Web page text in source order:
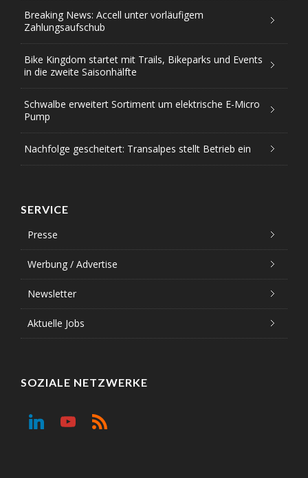
Breaking News: Accell unter vorläufigem
Zahlungsaufschub
Bike Kingdom startet mit Trails, Bikeparks und Events
in die zweite Saisonhälfte
Schwalbe erweitert Sortiment um elektrische E-Micro
Pump
Nachfolge gescheitert: Transalpes stellt Betrieb ein
SERVICE
Presse
Werbung / Advertise
Newsletter
Aktuelle Jobs
SOZIALE NETZWERKE